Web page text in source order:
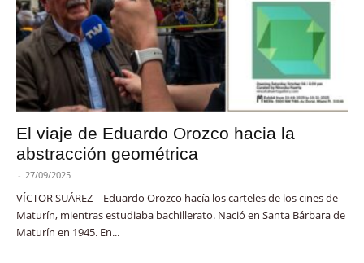
El viaje de Eduardo Orozco hacia la
abstracción geométrica
- 27/09/2025
VÍCTOR SUÁREZ - Eduardo Orozco hacía los carteles de los cines de
Maturín, mientras estudiaba bachillerato. Nació en Santa Bárbara de
Maturín en 1945. En...